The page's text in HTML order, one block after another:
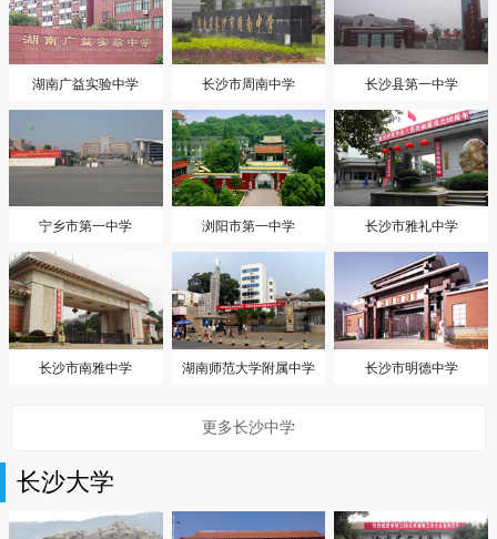
湖南广益实验中学 长沙市周南中学 长沙县第一中学
宁乡市第一中学 浏阳市第一中学 长沙市雅礼中学
长沙市南雅中学 湖南师范大学附属中学 长沙市明德中学
更多长沙中学
长沙大学